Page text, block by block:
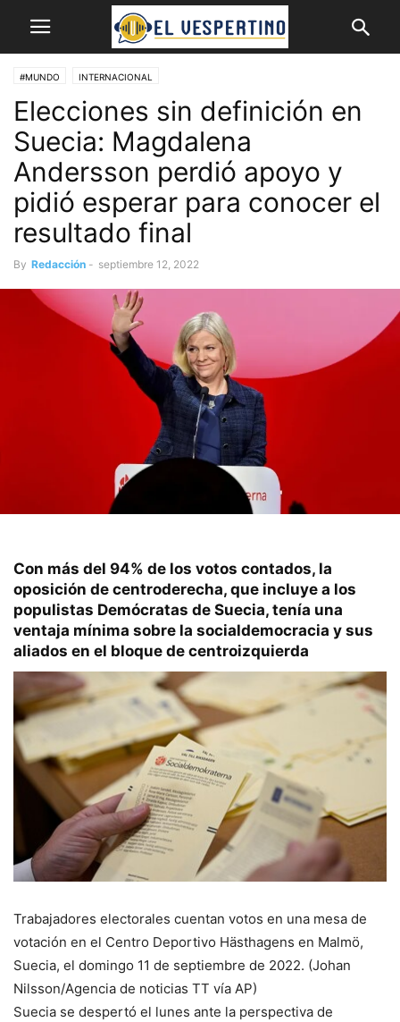
#MUNDO INTERNACIONAL
Elecciones sin definición en
Suecia: Magdalena
Andersson perdió apoyo y
pidió esperar para conocer el
resultado final
By Redacción - septiembre 12, 2022
Con más del 94% de los votos contados, la
oposición de centroderecha, que incluye a los
populistas Demócratas de Suecia, tenía una
ventaja mínima sobre la socialdemocracia y sus
aliados en el bloque de centroizquierda
Trabajadores electorales cuentan votos en una mesa de
votación en el Centro Deportivo Hästhagens en Malmö,
Suecia, el domingo 11 de septiembre de 2022. (Johan
Nilsson/Agencia de noticias TT vía AP)
Suecia se despertó el lunes ante la perspectiva de